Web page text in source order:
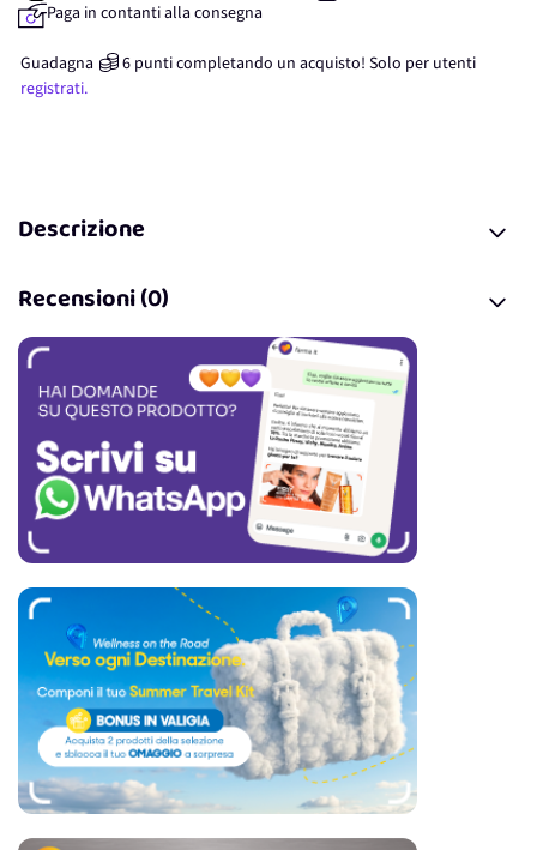
Paga in contanti alla consegna
Guadagna 6 punticompletando un acquisto! Solo per utenti
registrati.
Descrizione
Recensioni (0)